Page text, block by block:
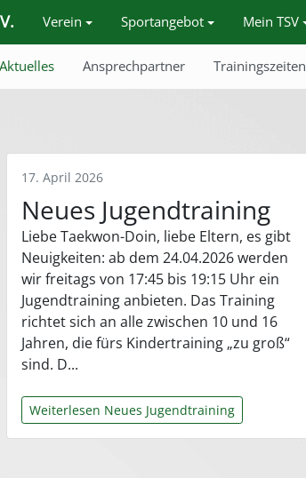
Verein Sportangebot Mein TSV
Aktuelles Ansprechpartner Trainingszeiten
17. April 2026
Neues Jugendtraining
Liebe Taekwon-Doin, liebe Eltern, es gibt
Neuigkeiten: ab dem 24.04.2026 werden
wir freitags von 17:45 bis 19:15 Uhr ein
Jugendtraining anbieten. Das Training
richtet sich an alle zwischen 10 und 16
Jahren, die fürs Kindertraining „zu groß“
sind. D...
Weiterlesen Neues Jugendtraining